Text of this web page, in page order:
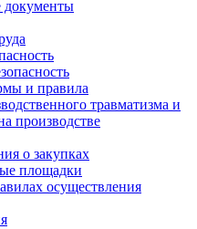
и правила
травматизма и
производстве
о закупках
площадки
осуществления